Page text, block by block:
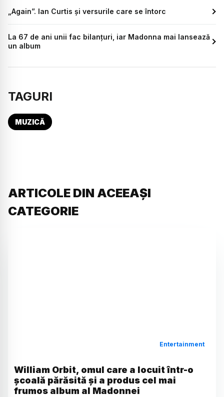
„Again”. Ian Curtis și versurile care se întorc
La 67 de ani unii fac bilanțuri, iar Madonna mai lansează
un album
TAGURI
MUZICĂ
ARTICOLE DIN ACEEAȘI
CATEGORIE
Entertainment
William Orbit, omul care a locuit într-o
școală părăsită și a produs cel mai
frumos album al Madonnei